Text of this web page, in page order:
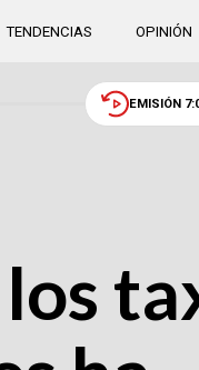
TENDENCIAS OPINIÓN
EMISIÓN